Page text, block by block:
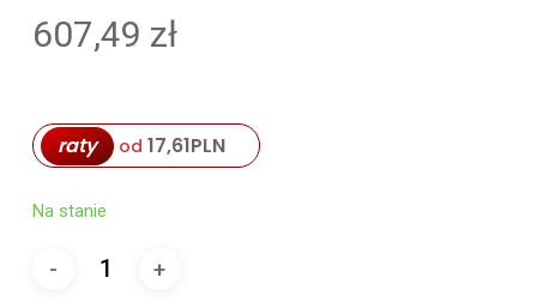
607,49 zł
raty od 17,61PLN
Na stanie